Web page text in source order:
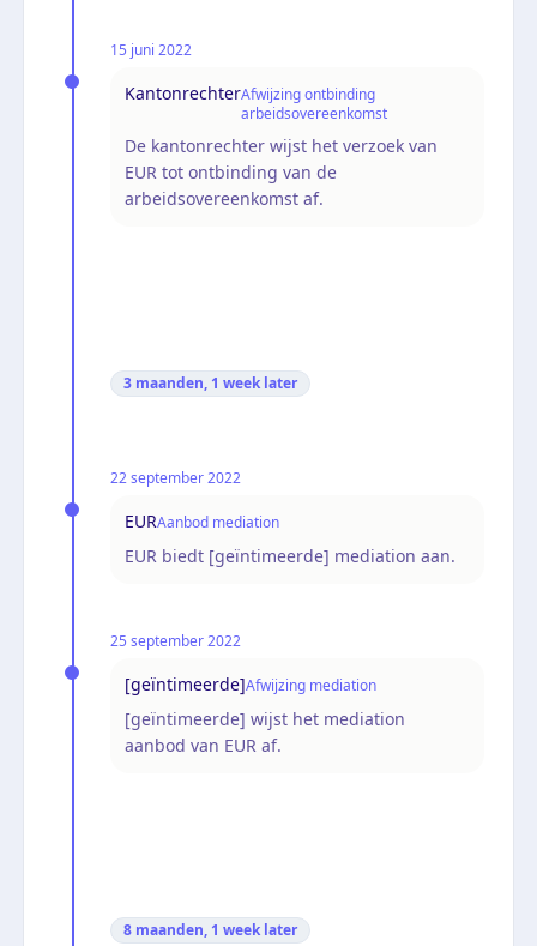
15 juni 2022
KantonrechterAfwijzing ontbinding
arbeidsovereenkomst
De kantonrechter wijst het verzoek van
EUR tot ontbinding van de
arbeidsovereenkomst af.
3 maanden, 1 week later
22 september 2022
EURAanbod mediation
EUR biedt [geïntimeerde] mediation aan.
25 september 2022
[geïntimeerde]Afwijzing mediation
[geïntimeerde] wijst het mediation
aanbod van EUR af.
8 maanden, 1 week later